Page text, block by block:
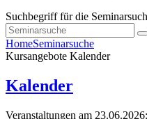
Suchbegriff für die
HomeSeminarsuche
Kursangebote Kalender
Kalender
Veranstaltungen am 23.06.2026: